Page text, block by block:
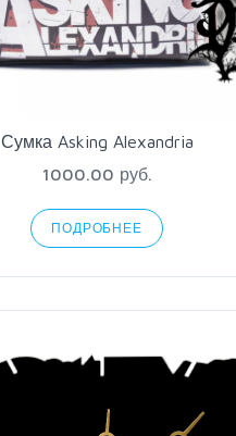
Сумка Asking Alexandria
1000.00 руб.
ПОДРОБНЕЕ